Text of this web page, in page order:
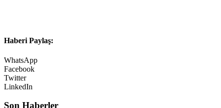
Haberi Paylaş:
WhatsApp
Facebook
Twitter
LinkedIn
Son Haberler